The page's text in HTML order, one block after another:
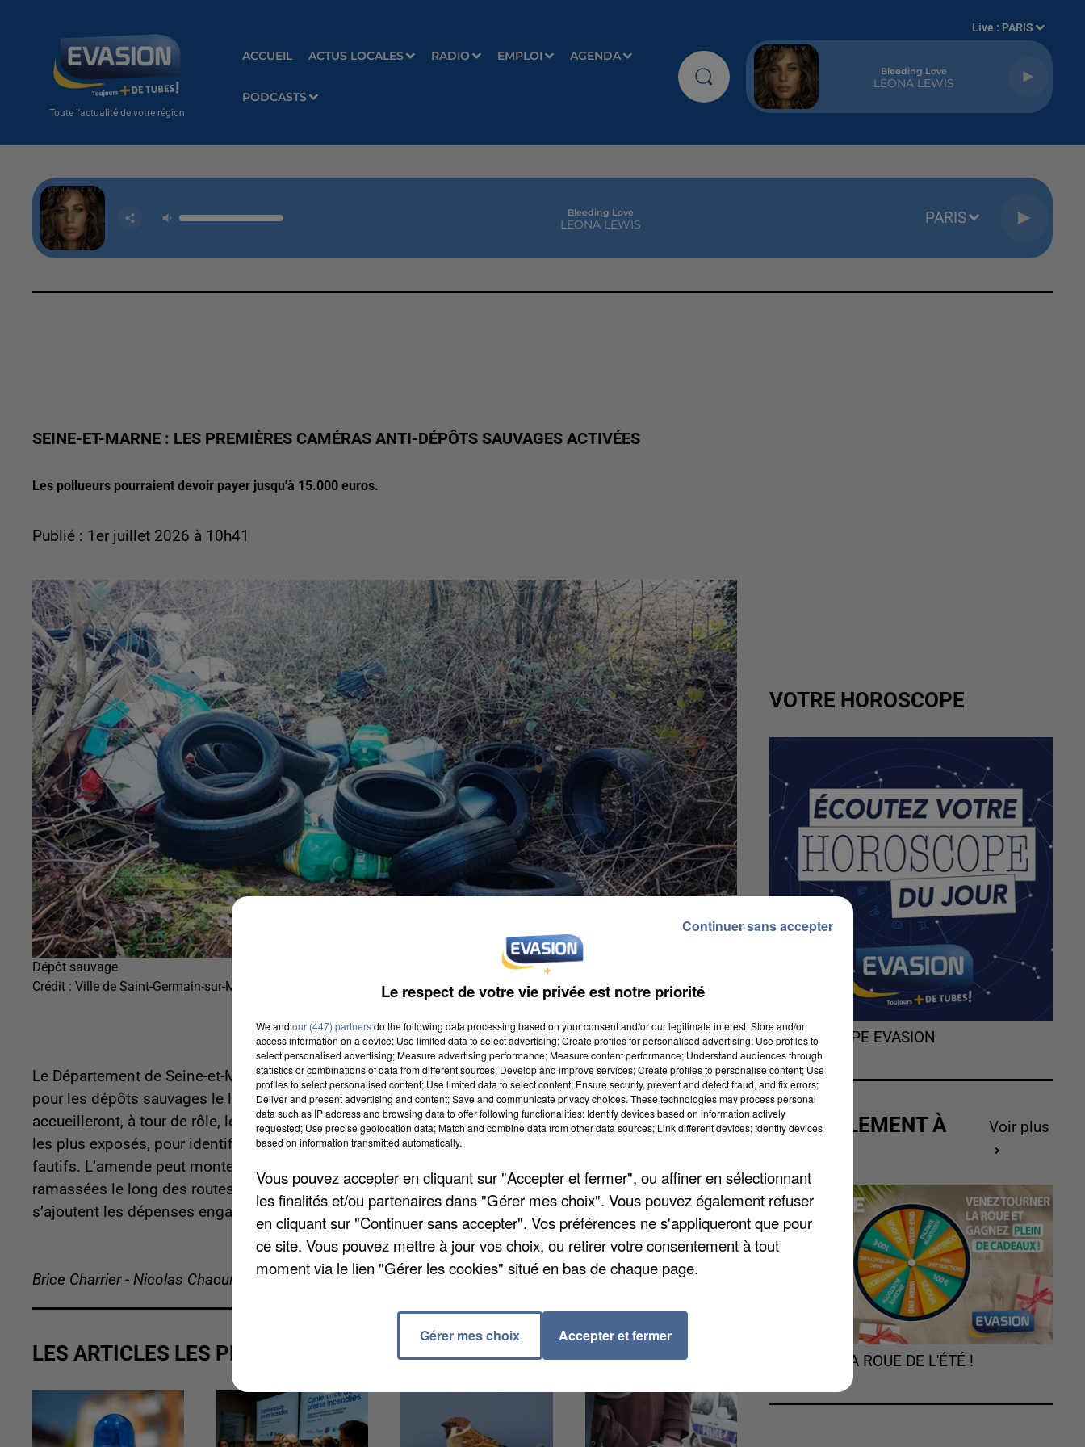
Toute l'actualité de votre région
ACCUEIL ACTUS LOCALES RADIO EMPLOI AGENDA
PODCASTS
Live : PARIS
Bleeding Love
LEONA LEWIS
Bleeding Love
LEONA LEWIS PARIS
SEINE-ET-MARNE : LES PREMIÈRES CAMÉRAS ANTI-DÉPÔTS SAUVAGES ACTIVÉES
Les pollueurs pourraient devoir payer jusqu'à 15.000 euros.
Publié : 1er juillet 2026 à 10h41
Dépôt sauvage
Crédit : Ville de Saint-Germain-sur-Morin
Le Département de Seine-et-Marne déploie aujourd’hui ses premières caméras de photo-verbalisation
pour les dépôts sauvages le long des routes.Le dispositif est testé sur 41 communes. Elles
accueilleront, à tour de rôle, les 10 équipements dont dispose la collectivité. Ils tourneront sur les sites
les plus exposés, pour identifier les véhicules impliqués. Les maires pourront ensuite verbalisés les
fautifs. L’amende peut monter jusqu’à 15.000 €. Chaque année, près de 1000 tonnes de déchets sont
ramassées le long des routes seine-et-marnaises, pour un coût estimé à 1 million d'euros, auxquels
s’ajoutent les dépenses engagées par les communes.
Brice Charrier - Nicolas Chacun
LES ARTICLES LES PLUS VUS
VOTRE HOROSCOPE
L'HOROSCOPE EVASION
ACTUELLEMENT À
Voir plus
TOURNEZ LA ROUE DE L'ÉTÉ !
Le respect de votre vie privée est notre priorité
We and our (447) partnersdo the following data processing based on your consent and/or our legitimate interest: Store and/or
access information on a device; Use limited data to select advertising; Create profiles for personalised advertising; Use profiles to
select personalised advertising; Measure advertising performance; Measure content performance; Understand audiences through
statistics or combinations of data from different sources; Develop and improve services; Create profiles to personalise content; Use
profiles to select personalised content; Use limited data to select content; Ensure security, prevent and detect fraud, and fix errors;
Deliver and present advertising and content; Save and communicate privacy choices. These technologies may process personal
data such as IP address and browsing data to offer following functionalities: Identify devices based on information actively
requested; Use precise geolocation data; Match and combine data from other data sources; Link different devices; Identify devices
based on information transmitted automatically.
Vous pouvez accepter en cliquant sur "Accepter et fermer", ou affiner en sélectionnant
les finalités et/ou partenaires dans "Gérer mes choix". Vous pouvez également refuser
en cliquant sur "Continuer sans accepter". Vos préférences ne s'appliqueront que pour
ce site. Vous pouvez mettre à jour vos choix, ou retirer votre consentement à tout
moment via le lien "Gérer les cookies" situé en bas de chaque page.
Gérer mes choix Accepter et fermer
Continuer sans accepter